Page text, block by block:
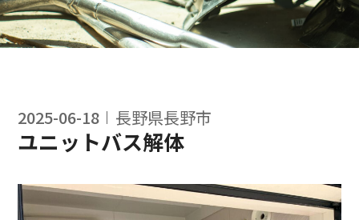
2025-06-18 長野県長野市
ユニットバス解体